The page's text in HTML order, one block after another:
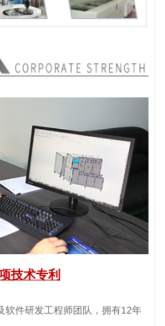
技术专利
软件研发工程师团队，拥有12年